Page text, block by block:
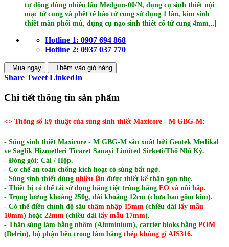
tự động dùng nhiều lần Medgun-00/N, d ụng cụ sinh thiết nội
mạc tử cung và phết tế bào tử cung sử dụng 1 lần, kim sinh
thiết màn phổi mù, dụng cụ nạo sinh thiết cổ tử cung 4mm,..|
Hotline 1: 0907 694 868
Hotline 2: 0937 037 770
Mua ngay Thêm vào giỏ hàng
Share Tweet LinkedIn
Chi tiết thông tin sản phẩm
<> Thông số kỹ thuật của súng sinh thiết Maxicore - M GBG-M:
- Súng sinh thiết Maxicore - M GBG-M sản xuất bởi Geotek Medikal
ve Saglik Hizmetleri Ticaret Sanayi Limited Sirketi/Thổ Nhĩ Kỳ.
- Đóng gói: Cái / Hộp.
- Cơ chế an toàn chống kích hoạt có súng bất ngờ.
- Súng sinh thiết dùng nhiều lần được thiết kế thân gọn nhẹ.
- Thiết bị có thể tái sử dụng bằng tiệt trùng bằng EO và nồi hấp.
- Trọng lượng khoảng 250g, dài khoảng 12cm (chưa bao gồm kim).
- Có thể điều chỉnh độ sâu thâm nhập 15mm (chiều dài lấy mẫu
10mm) hoặc 22mm (chiều dài lấy mẫu 17mm).
- Thân súng làm bằng nhôm (Aluminium), carrier bloks bằng POM
(Delrin), bộ phận bên trong làm bằng thép không gỉ AIS316.